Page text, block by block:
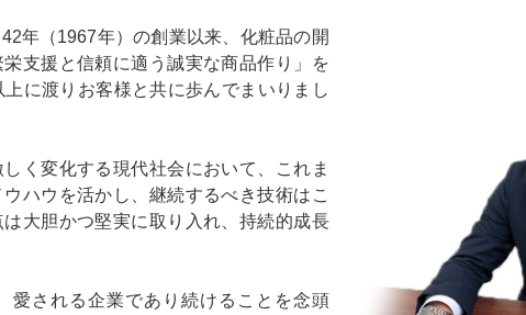
年（1967年）の創業以来、化粧品の開
支援と信頼に適う誠実な商品作り」を
に渡りお客様と共に歩んでまいりまし
く変化する現代社会において、これま
ハウを活かし、継続するべき技術はこ
大胆かつ堅実に取り入れ、持続的成長
愛される企業であり続けることを念頭